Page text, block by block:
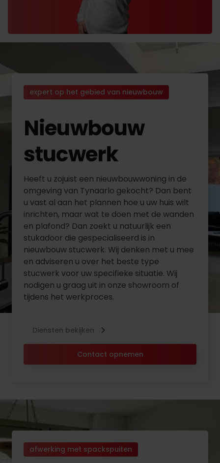
expert op het gebied van nieuwbouw
Nieuwbouw
stucwerk
Heeft u zojuist een nieuwbouwwoning in de
omgeving van Tynaarlo gekocht? Dan bent
u vast al aan het plannen hoe u uw huis wilt
inrichten, maar wat te doen met de wanden
en plafond? Dan zoekt u natuurlijk een
stukadoor die gespecialiseerd is in
nieuwbouw stucwerk. Wij denken met u mee
en adviseren u over het beste type
stucwerk voor uw specifieke situatie. Wij
nodigen u graag uit in onze showroom of
tijdens het werkproces.
Contact opnemen
Diensten bekijken
afwerking met spackspuiten